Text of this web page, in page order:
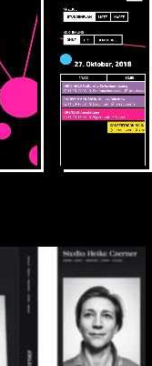
bietet die ganze
application)